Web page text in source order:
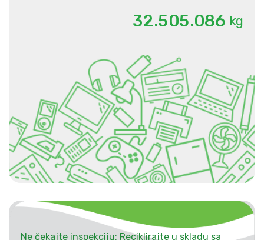
32.505.086 kg
Ne čekajte inspekciju: Reciklirajte u skladu sa